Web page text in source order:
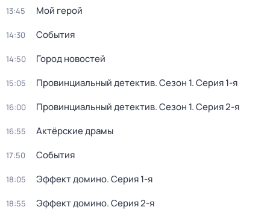
13:45 Мой герой
14:30 События
14:50 Город новостей
15:05 Провинциальный детектив. Сезон 1. Серия 1-я
16:00 Провинциальный детектив. Сезон 1. Серия 2-я
16:55 Актёрские драмы
17:50 События
18:05 Эффект домино. Серия 1-я
18:55 Эффект домино. Серия 2-я